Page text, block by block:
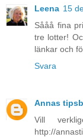
Leena 15
Sååå fina
tre lotter!
länkar och
Svara
Annas
Vill
http://